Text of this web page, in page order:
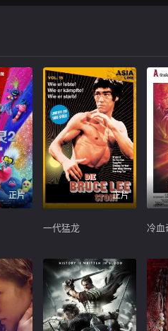
正片 正片
一代猛龙 冷血